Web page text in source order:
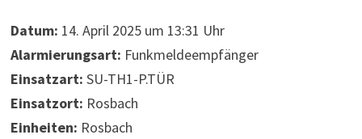
Datum: 14. April 2025 um 13:31 Uhr
Alarmierungsart: Funkmeldeempfänger
Einsatzart: SU-TH1-P.TÜR
Einsatzort: Rosbach
Einheiten: Rosbach